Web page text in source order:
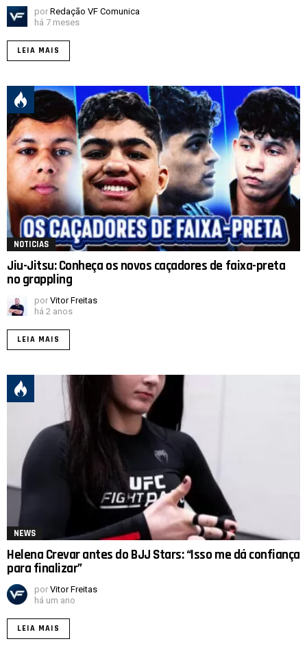
por Redação VF Comunica
há 7 meses
LEIA MAIS
NOTICIAS
Jiu-Jitsu: Conheça os novos caçadores de faixa-preta
no grappling
por Vitor Freitas
há 2 anos
LEIA MAIS
NEWS
Helena Crevar antes do BJJ Stars: “Isso me dá confiança
para finalizar”
por Vitor Freitas
há um ano
LEIA MAIS